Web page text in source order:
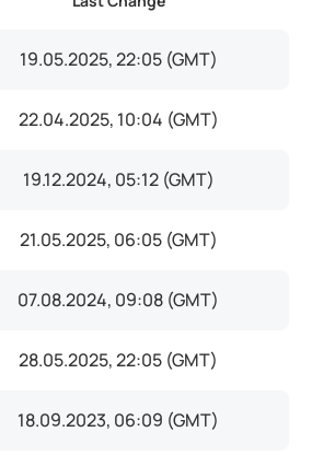
19.05.2025, 22:05 (GMT)
22.04.2025, 10:04 (GMT)
19.12.2024, 05:12 (GMT)
21.05.2025, 06:05 (GMT)
07.08.2024, 09:08 (GMT)
28.05.2025, 22:05 (GMT)
18.09.2023, 06:09 (GMT)